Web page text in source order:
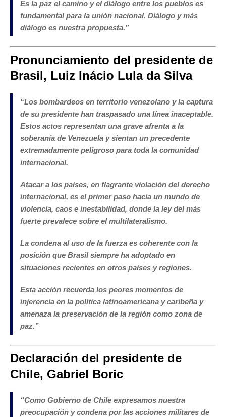
Es la paz el camino y el diálogo entre los pueblos es
fundamental para la unión nacional. Diálogo y más
diálogo es nuestra propuesta.”
Pronunciamiento del presidente de
Brasil, Luiz Inácio Lula da Silva
“Los bombardeos en territorio venezolano y la captura
de su presidente han traspasado una línea inaceptable.
Estos actos representan una grave afrenta a la
soberanía de Venezuela y sientan un precedente
extremadamente peligroso para toda la comunidad
internacional.
Atacar a los países, en flagrante violación del derecho
internacional, es el primer paso hacia un mundo de
violencia, caos e inestabilidad, donde la ley del más
fuerte prevalece sobre el multilateralismo.
La condena al uso de la fuerza es coherente con la
posición que Brasil siempre ha adoptado en
situaciones recientes en otros países y regiones.
Esta acción recuerda los peores momentos de
injerencia en la política latinoamericana y caribeña y
amenaza la preservación de la región como zona de
paz.”
Declaración del presidente de
Chile, Gabriel Boric
“Como Gobierno de Chile expresamos nuestra
preocupación y condena por las acciones militares de